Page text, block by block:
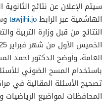
سيتم الإعلان عن نتائج
الهاشمية عبر الرابطtawjihi.jo
النتائج من قبل وزارة التربية
العامة، وأوضح الدكتور أحمد
باستخدام المسح الضوئي
تصحيح الأسئلة المقالية في
المحافظات لمواضيع الرياضيات